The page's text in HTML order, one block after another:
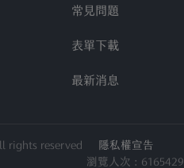
常見問題
表單下載
最新消息
rights reserved
隱私權宣告
瀏覽人次 : 6165429